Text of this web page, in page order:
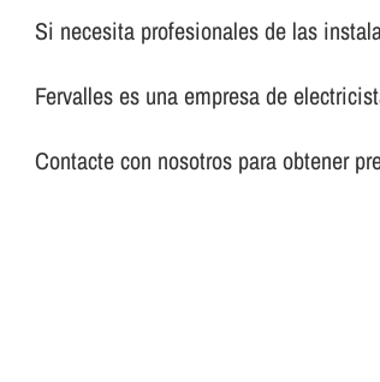
Si necesita profesionales de las
Fervalles es una empresa de
Contacte con nosotros para obtener